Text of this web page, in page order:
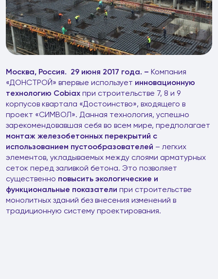
Москва, Россия. 29 июня 2017 года. – Компания
«ДОНСТРОЙ» впервые использует инновационную
технологию Cobiax при строительстве 7, 8 и 9
корпусов квартала «Достоинство», входящего в
проект «СИМВОЛ». Данная технология, успешно
зарекомендовавшая себя во всем мире, предполагает
монтаж железобетонных перекрытий с
использованием пустообразователей – легких
элементов, укладываемых между слоями арматурных
сеток перед заливкой бетона. Это позволяет
существенно повысить экологические и
функциональные показатели при строительстве
монолитных зданий без внесения изменений в
традиционную систему проектирования.